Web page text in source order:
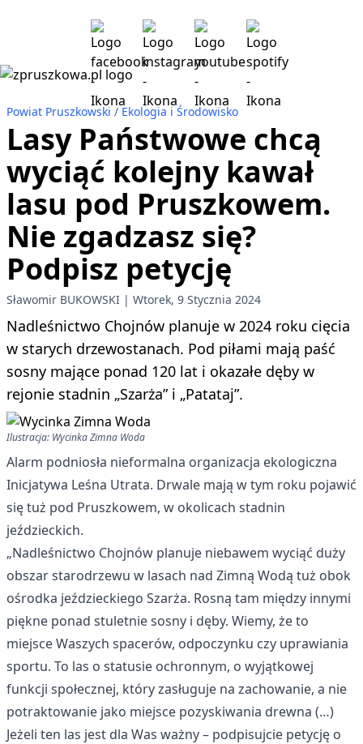
Powiat Pruszkowski Ekologia i Środowisko
Lasy Państwowe chcą
wyciąć kolejny kawał
lasu pod Pruszkowem.
Nie zgadzasz się?
Podpisz petycję
Sławomir BUKOWSKI Wtorek, 9 Stycznia 2024
Nadleśnictwo Chojnów planuje w 2024 roku cięcia
w starych drzewostanach. Pod piłami mają paść
sosny mające ponad 120 lat i okazałe dęby w
rejonie stadnin „Szarża” i „Patataj”.
Ilustracja: Wycinka Zimna Woda
Alarm podniosła nieformalna organizacja ekologiczna
Inicjatywa Leśna Utrata. Drwale mają w tym roku pojawić
się tuż pod Pruszkowem, w okolicach stadnin
jeździeckich.
„Nadleśnictwo Chojnów planuje niebawem wyciąć duży
obszar starodrzewu w lasach nad Zimną Wodą tuż obok
ośrodka jeździeckiego Szarża. Rosną tam między innymi
piękne ponad stuletnie sosny i dęby. Wiemy, że to
miejsce Waszych spacerów, odpoczynku czy uprawiania
sportu. To las o statusie ochronnym, o wyjątkowej
funkcji społecznej, który zasługuje na zachowanie, a nie
potraktowanie jako miejsce pozyskiwania drewna (…)
Jeżeli ten las jest dla Was ważny – podpisujcie petycję o